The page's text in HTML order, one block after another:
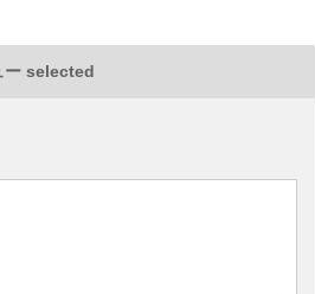
ー selected